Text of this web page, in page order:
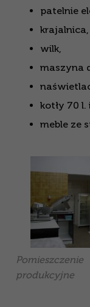
patelnie
krajalnica,
wilk,
maszyna
kotły 70
meble ze
Pomieszczenie
produkcyjne